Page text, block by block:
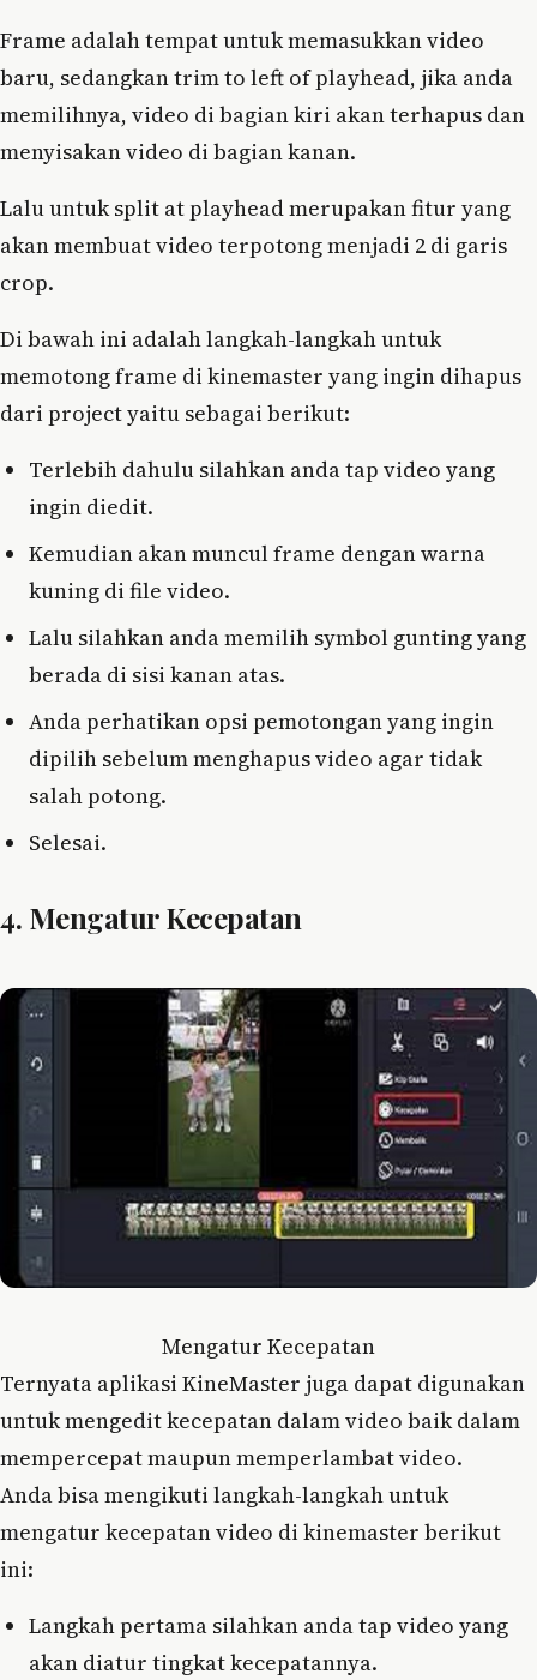
Frame adalah tempat untuk memasukkan video
baru, sedangkan trim to left of playhead, jika anda
memilihnya, video di bagian kiri akan terhapus dan
menyisakan video di bagian kanan.
Lalu untuk split at playhead merupakan fitur yang
akan membuat video terpotong menjadi 2 di garis
crop.
Di bawah ini adalah langkah-langkah untuk
memotong frame di kinemaster yang ingin dihapus
dari project yaitu sebagai berikut:
Terlebih dahulu silahkan anda tap video yang
ingin diedit.
Kemudian akan muncul frame dengan warna
kuning di file video.
Lalu silahkan anda memilih symbol gunting yang
berada di sisi kanan atas.
Anda perhatikan opsi pemotongan yang ingin
dipilih sebelum menghapus video agar tidak
salah potong.
Selesai.
4. Mengatur Kecepatan
Mengatur Kecepatan
Ternyata aplikasi KineMaster juga dapat digunakan
untuk mengedit kecepatan dalam video baik dalam
mempercepat maupun memperlambat video.
Anda bisa mengikuti langkah-langkah untuk
mengatur kecepatan video di kinemaster berikut
ini:
Langkah pertama silahkan anda tap video yang
akan diatur tingkat kecepatannya.